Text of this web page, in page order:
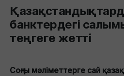
банктердегі
теңгеге жетті
Соңғы мәліметтерге сай